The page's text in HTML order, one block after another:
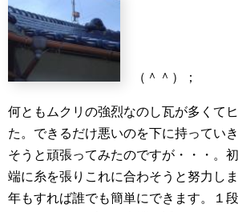
（＾＾）；
何ともムクリの強烈なのし瓦が多くて
た。できるだけ悪いのを下に持ってい
そうと頑張ってみたのですが・・・。
端に糸を張りこれに合わそうと努力し
年もすれば誰でも簡単にできます。１